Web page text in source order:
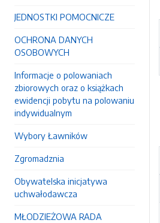
JEDNOSTKI POMOCNICZE
OCHRONA DANYCH
OSOBOWYCH
Informacje o polowaniach
zbiorowych oraz o książkach
ewidencji pobytu na polowaniu
indywidualnym
Wybory Ławników
Zgromadznia
Obywatelska inicjatywa
uchwałodawcza
MŁODZIEŻOWA RADA